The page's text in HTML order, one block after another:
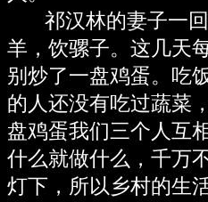
祁汉林的妻子一回
羊，饮骡子。这几天
别炒了一盘鸡蛋。吃
的人还没有吃过蔬菜
盘鸡蛋我们三个人互
什么就做什么，千万
灯下，所以乡村的生